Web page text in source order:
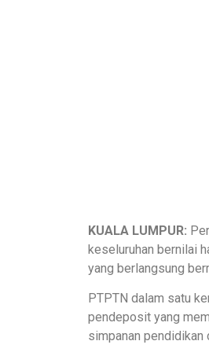
KUALA LUMPUR:
keseluruhan bernilai
yang berlangsung
PTPTN dalam satu
pendeposit yang
simpanan pendidikan